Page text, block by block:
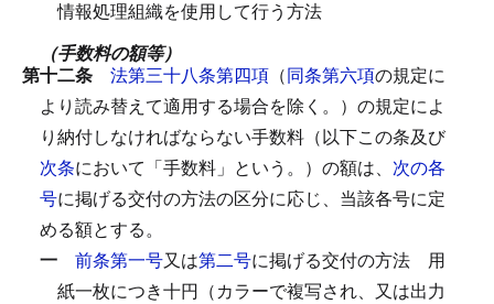
情報処理組織を使用して行う方法
（手数料の額等）
第十二条 法第三十八条第四項 （同条第六項の規定に
より読み替えて適用する場合を除く。）の規定によ
り納付しなければならない手数料（以下この条及び
次条において「手数料」という。）の額は、 次の各
号に掲げる交付の方法の区分に応じ、当該各号に定
める額とする。
一 前条第一号又は第二号に掲げる交付の方法
用
紙一枚につき十円（カラーで複写され、又は出力